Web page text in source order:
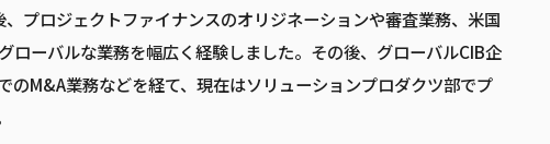
プロジェクトファイナンスのオリジネーションや審査業務、米国
ーバルな業務を幅広く経験しました。その後、グローバルCIB企
のM&A業務などを経て、現在はソリューションプロダクツ部でプ